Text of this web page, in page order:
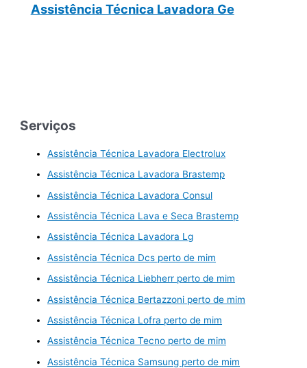
Assistência Técnica Lavadora Ge
Serviços
Assistência Técnica Lavadora Electrolux
Assistência Técnica Lavadora Brastemp
Assistência Técnica Lavadora Consul
Assistência Técnica Lava e Seca Brastemp
Assistência Técnica Lavadora Lg
Assistência Técnica Dcs perto de mim
Assistência Técnica Liebherr perto de mim
Assistência Técnica Bertazzoni perto de mim
Assistência Técnica Lofra perto de mim
Assistência Técnica Tecno perto de mim
Assistência Técnica Samsung perto de mim